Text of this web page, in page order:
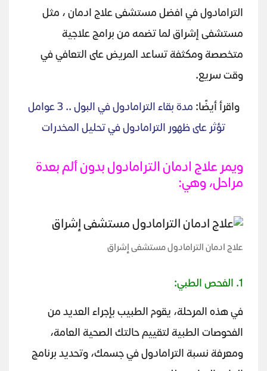
الترامادول في افضل مستشفى علاج ادمان ، مثل
مستشفى إشراق لما تضمه من برامج علاجية
متخصصة ومكثفة تساعد المريض على التعافي في
وقت سريع.
واقرأ أيضًا:
مدة بقاء الترامادول في البول .. 3 عوامل
تؤثر على ظهور الترامادول في تحليل المخدرات
ويمر علاج ادمان الترامادول بدون ألم بعدة
مراحل، وهي:
علاج ادمان الترامادول مستشفى إشراق
1. الفحص الطبي:
في هذه المرحلة، يقوم الطبيب بإجراء العديد من
الفحوصات الطبية لتقييم حالتك الصحية العامة،
ومعرفة نسبة الترامادول في جسمك، وتحديد برنامج